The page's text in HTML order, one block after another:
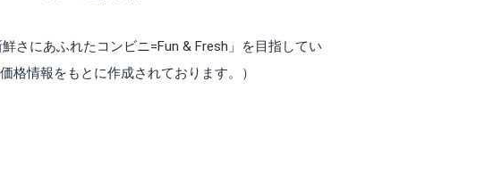
さにあふれたコンビニ=Fun & Fresh」を目指してい
格情報をもとに作成されております。）